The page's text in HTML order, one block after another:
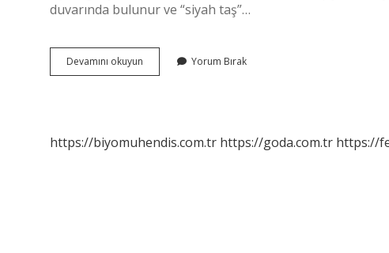
duvarında bulunur ve “siyah taş”…
Devamını okuyun
Kelimesinin
Yorum Bırak
https://biyomuhendis.com.tr https://goda.com.tr https://